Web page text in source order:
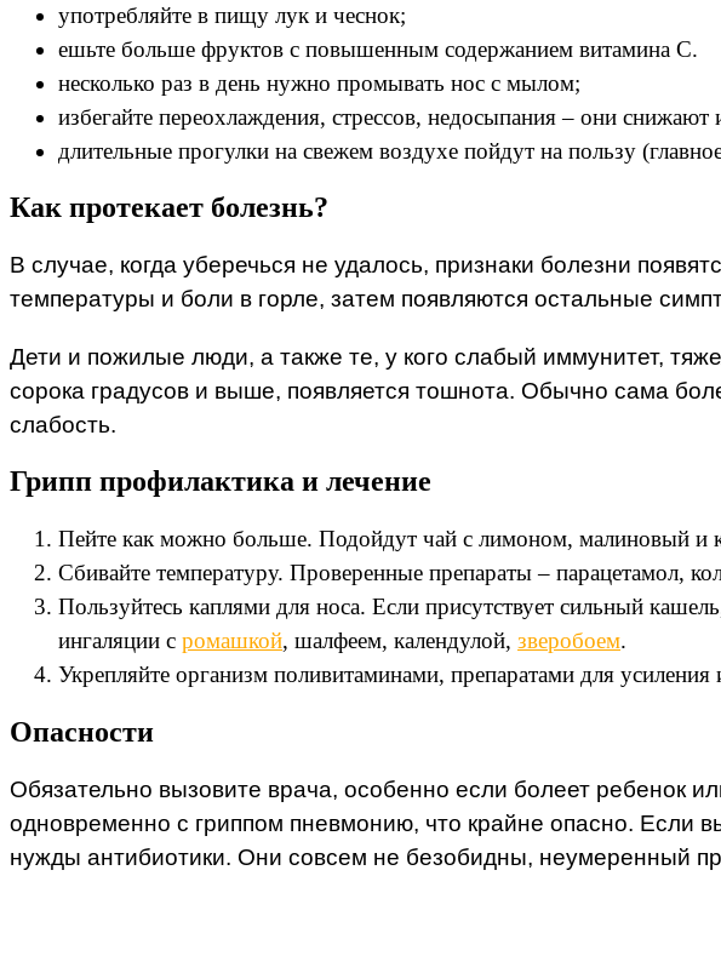
употребляйте в пищу лук и чеснок;
ешьте больше фруктов с повышенным содержанием витамина С.
несколько раз в день нужно промывать нос с мылом;
избегайте переохлаждения, стрессов, недосыпания – они снижают
длительные прогулки на свежем воздухе пойдут на пользу
Как протекает болезнь?
В случае, когда уберечься не удалось, признаки болезни
температуры и боли в горле, затем появляются остальные
Дети и пожилые люди, а также те, у кого слабый иммунитет,
сорока градусов и выше, появляется тошнота. Обычно сама
слабость.
Грипп профилактика и лечение
Пейте как можно больше. Подойдут чай с лимоном, малиновый
Сбивайте температуру. Проверенные препараты – парацетамол,
Пользуйтесь каплями для носа. Если присутствует сильный
ингаляции с ромашкой, шалфеем, календулой, зверобоем.
Укрепляйте организм поливитаминами, препаратами для
Опасности
Обязательно вызовите врача, особенно если болеет ребенок
одновременно с гриппом пневмонию, что крайне опасно. Если
нужды антибиотики. Они совсем не безобидны, неумеренный